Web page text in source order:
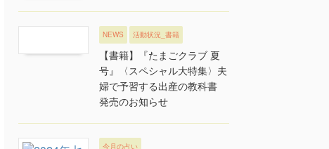
NEWS 活動状況_書籍
【書籍】『たまごクラブ 夏
号』〈スペシャル大特集〉夫
婦で予習する出産の教科書
発売のお知らせ
今月の占い